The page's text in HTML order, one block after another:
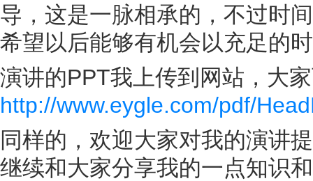
导，这是一脉相承的，不过时
希望以后能够有机会以充足的
演讲的PPT我上传到网站，大
http://www.eygle.com/pdf/
同样的，欢迎大家对我的演讲
继续和大家分享我的一点知识